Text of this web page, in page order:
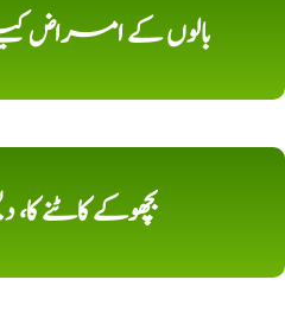
بالوں کے امراض
بچھوکے کاٹنے